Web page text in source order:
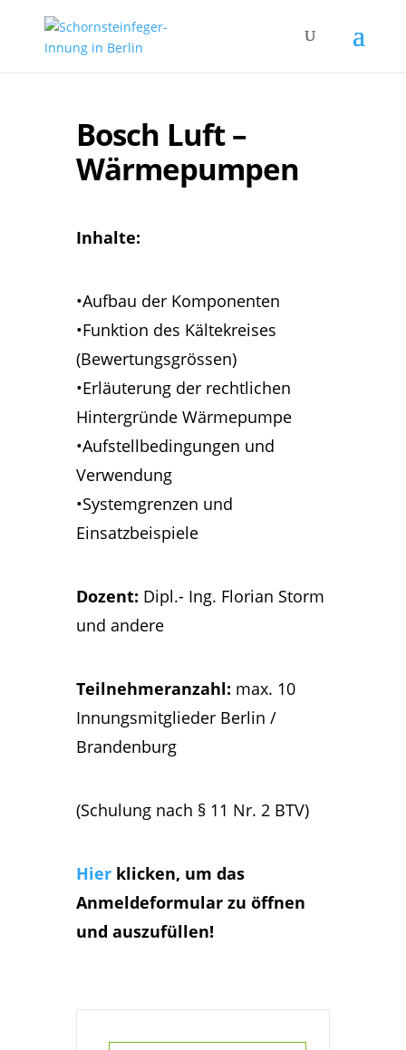
Bosch Luft –
Wärmepumpen
Inhalte:
•Aufbau der Komponenten
•Funktion des Kältekreises
(Bewertungsgrössen)
•Erläuterung der rechtlichen
Hintergründe Wärmepumpe
•Aufstellbedingungen und
Verwendung
•Systemgrenzen und
Einsatzbeispiele
Dozent: Dipl.- Ing. Florian Storm
und andere
Teilnehmeranzahl: max. 10
Innungsmitglieder Berlin /
Brandenburg
(Schulung nach § 11 Nr. 2 BTV)
Hier klicken, um das
Anmeldeformular zu öffnen
und auszufüllen!